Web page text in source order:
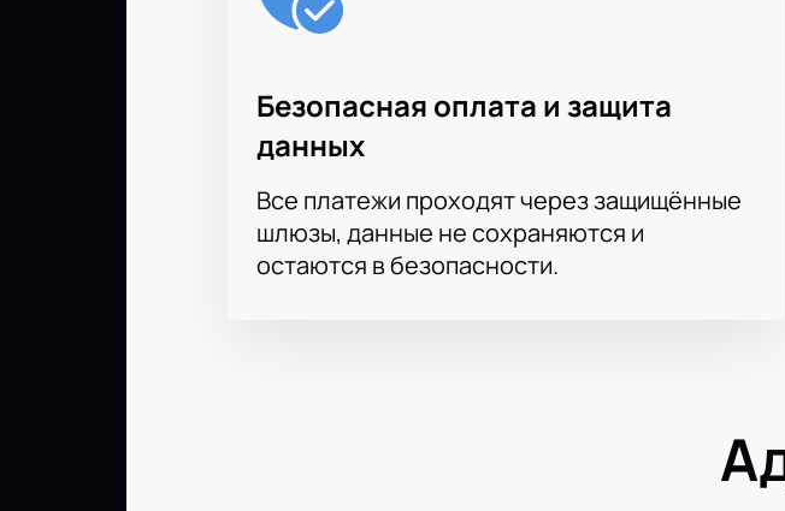
Безопасная оплата и защита
данных
Все платежи проходят через защищённые
шлюзы, данные не сохраняются и
остаются в безопасности.